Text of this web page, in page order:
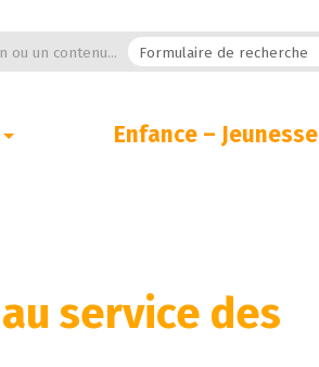
ou un contenu...
Enfance – Jeunesse
service des